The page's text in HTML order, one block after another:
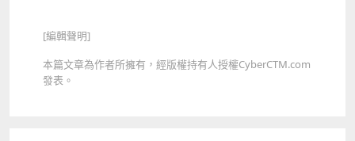
[編輯聲明]
本篇文章為作者所擁有，經版權持有人授權CyberCTM.com
發表。